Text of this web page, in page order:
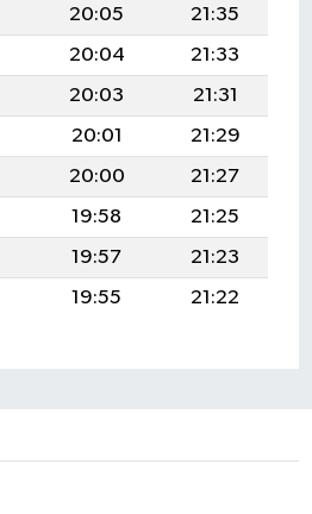
20:05
21:35
20:04
21:33
20:03
21:31
20:01
21:29
20:00
21:27
19:58
21:25
19:57
21:23
19:55 21:22